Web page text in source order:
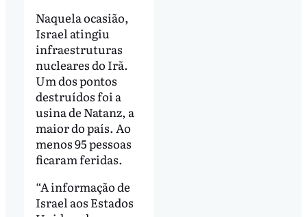
Naquela ocasião,
Israel atingiu
infraestruturas
nucleares do Irã.
Um dos pontos
destruídos foi a
usina de Natanz, a
maior do país. Ao
menos 95 pessoas
ficaram feridas.
“A informação de
Israel aos Estados